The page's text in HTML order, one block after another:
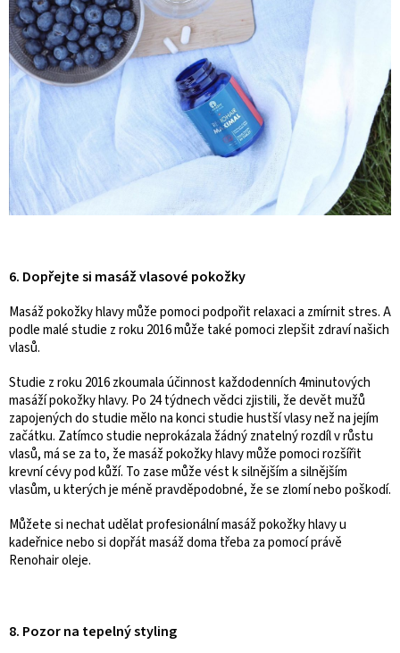
6. Dopřejte si masáž vlasové pokožky
Masáž pokožky hlavy může pomoci podpořit relaxaci a zmírnit stres. A
podle malé studie z roku 2016 může také pomoci zlepšit zdraví našich
vlasů.
Studie z roku 2016 zkoumala účinnost každodenních 4minutových
masáží pokožky hlavy. Po 24 týdnech vědci zjistili, že devět mužů
zapojených do studie mělo na konci studie hustší vlasy než na jejím
začátku. Zatímco studie neprokázala žádný znatelný rozdíl v růstu
vlasů, má se za to, že masáž pokožky hlavy může pomoci rozšířit
krevní cévy pod kůží. To zase může vést k silnějším a silnějším
vlasům, u kterých je méně pravděpodobné, že se zlomí nebo poškodí.
Můžete si nechat udělat profesionální masáž pokožky hlavy u
kadeřnice nebo si dopřát masáž doma třeba za pomocí právě
Renohair oleje.
8. Pozor na tepelný styling